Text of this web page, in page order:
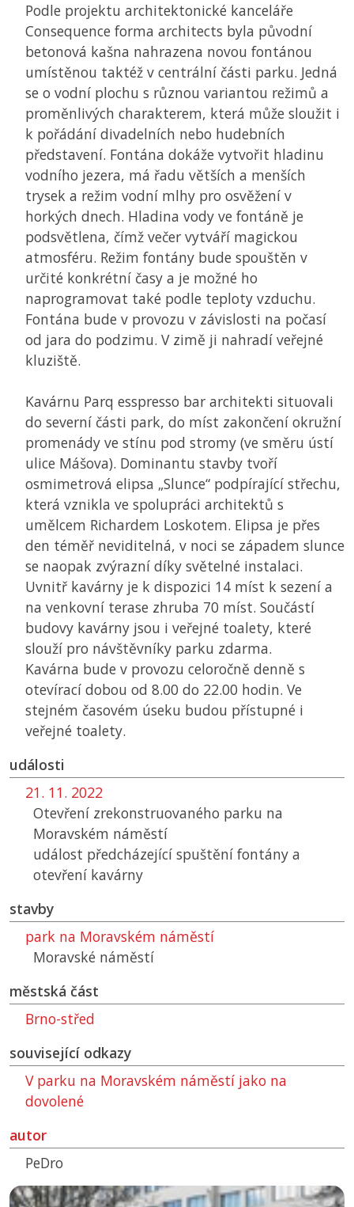
Podle projektu architektonické kanceláře
Consequence forma architects byla původní
betonová kašna nahrazena novou fontánou
umístěnou taktéž v centrální části parku. Jedná
se o vodní plochu s různou variantou režimů a
proměnlivých charakterem, která může sloužit i
k pořádání divadelních nebo hudebních
představení. Fontána dokáže vytvořit hladinu
vodního jezera, má řadu větších a menších
trysek a režim vodní mlhy pro osvěžení v
horkých dnech. Hladina vody ve fontáně je
podsvětlena, čímž večer vytváří magickou
atmosféru. Režim fontány bude spouštěn v
určité konkrétní časy a je možné ho
naprogramovat také podle teploty vzduchu.
Fontána bude v provozu v závislosti na počasí
od jara do podzimu. V zimě ji nahradí veřejné
kluziště.
Kavárnu Parq esspresso bar architekti situovali
do severní části park, do míst zakončení okružní
promenády ve stínu pod stromy (ve směru ústí
ulice Mášova). Dominantu stavby tvoří
osmimetrová elipsa „Slunce“ podpírající střechu,
která vznikla ve spolupráci architektů s
umělcem Richardem Loskotem. Elipsa je přes
den téměř neviditelná, v noci se západem slunce
se naopak zvýrazní díky světelné instalaci.
Uvnitř kavárny je k dispozici 14 míst k sezení a
na venkovní terase zhruba 70 míst. Součástí
budovy kavárny jsou i veřejné toalety, které
slouží pro návštěvníky parku zdarma.
Kavárna bude v provozu celoročně denně s
otevírací dobou od 8.00 do 22.00 hodin. Ve
stejném časovém úseku budou přístupné i
veřejné toalety.
události
21. 11. 2022
Otevření zrekonstruovaného parku na
Moravském náměstí
událost předcházející spuštění fontány a
otevření kavárny
stavby
park na Moravském náměstí
Moravské náměstí
městská část
Brno-střed
související odkazy
V parku na Moravském náměstí jako na
dovolené
autor
PeDro